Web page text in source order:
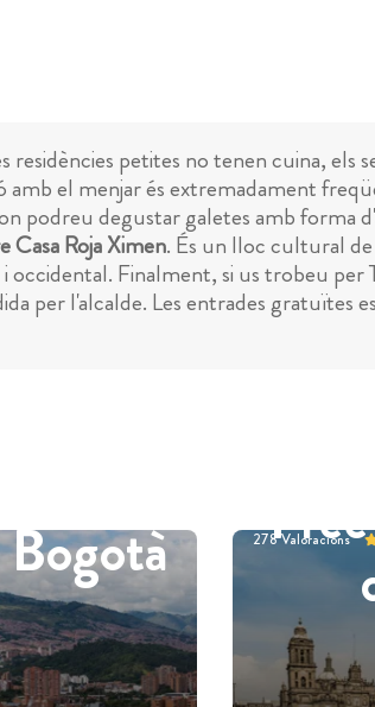
petites no tenen cuina, els
amb el menjar és extremadament
podreu degustar galetes amb forma
Casa Roja Ximen. És un lloc cultural
Finalment, si us trobeu per
per l'alcalde. Les entrades gratuïtes
278Valoracions